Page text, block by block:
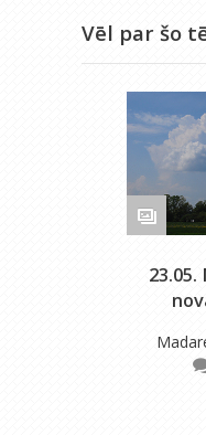
Vēl par šo
23.05.